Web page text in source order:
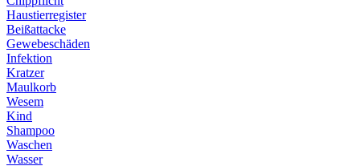
Haustierregister
Beißattacke
Gewebeschäden
Infektion
Kratzer
Maulkorb
Wesem
Kind
Shampoo
Waschen
Wasser